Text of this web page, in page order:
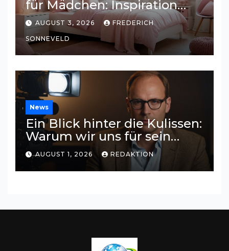
für Mädchen: Inspiration
und Tipps für ein
traumhaftes Kinderzimmer
AUGUST 3, 2026 FREDERICH
SONNEVELD
News
Ein Blick hinter die Kulissen:
Warum wir uns für sein
Privatleben interessieren
AUGUST 1, 2026 REDAKTION